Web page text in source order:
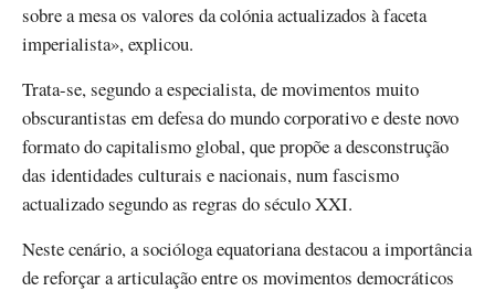
sobre a mesa os valores da colónia actualizados à faceta
imperialista», explicou.
Trata-se, segundo a especialista, de movimentos muito
obscurantistas em defesa do mundo corporativo e deste novo
formato do capitalismo global, que propõe a desconstrução
das identidades culturais e nacionais, num fascismo
actualizado segundo as regras do século XXI.
Neste cenário, a socióloga equatoriana destacou a importância
de reforçar a articulação entre os movimentos democráticos